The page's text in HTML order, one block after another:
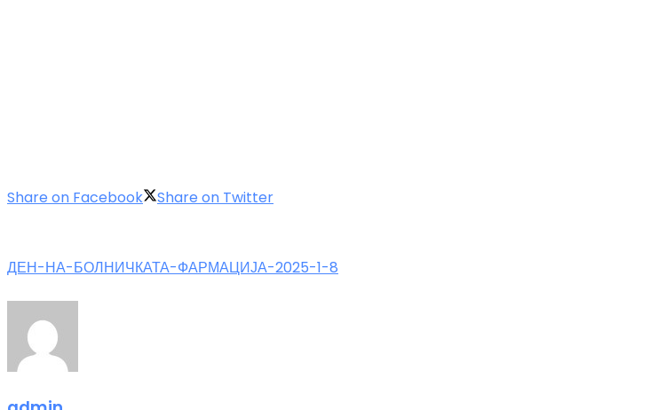
Share on Facebook Share on Twitter
ДЕН-НА-БОЛНИЧКАТА-ФАРМАЦИЈА-2025-1-8